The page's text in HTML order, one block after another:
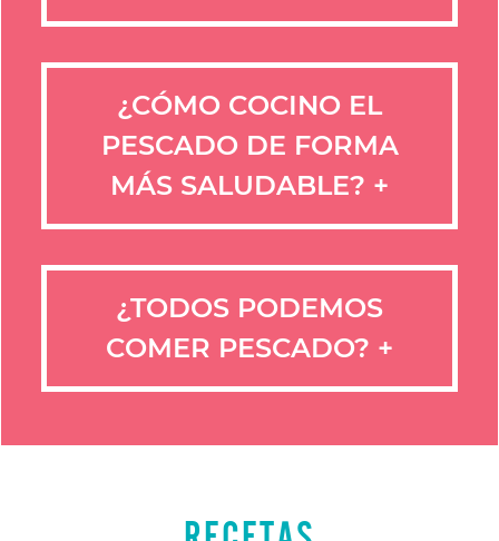
¿CÓMO COCINO EL
PESCADO DE FORMA
MÁS SALUDABLE? +
¿TODOS PODEMOS
COMER PESCADO? +